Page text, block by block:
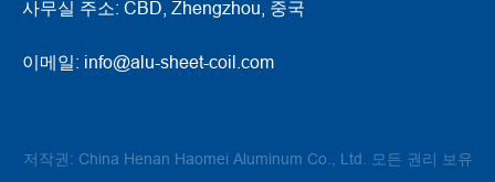
사무실 주소: CBD, Zhengzhou, 중국
이메일: info@alu-sheet-coil.com
저작권: China Henan Haomei Aluminum Co., Ltd. 모든 권리 보유